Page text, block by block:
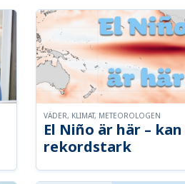
El Niño är här –
rekordstark
VÄDER, KLIMAT, METEOROLOGEN